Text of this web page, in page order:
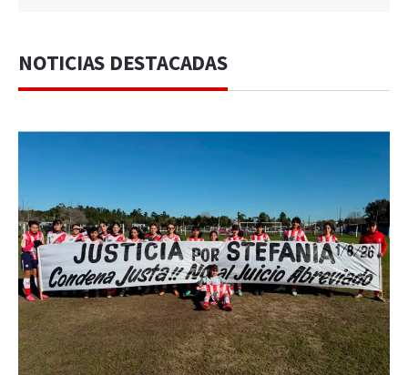
NOTICIAS DESTACADAS